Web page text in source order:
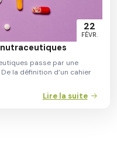
22
FÉVR.
passe par une
la définition d’un cahier
Lire la suite